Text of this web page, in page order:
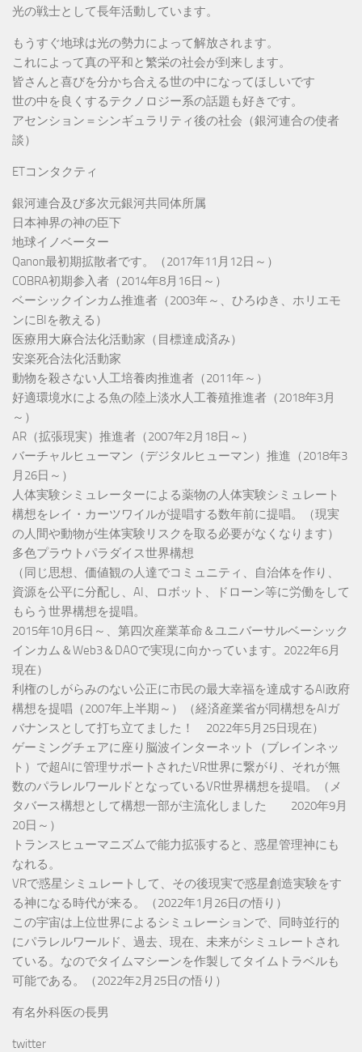
光の戦士として長年活動しています。
もうすぐ地球は光の勢力によって解放されます。
これによって真の平和と繁栄の社会が到来します。
皆さんと喜びを分かち合える世の中になってほしいです
世の中を良くするテクノロジー系の話題も好きです。
アセンション＝シンギュラリティ後の社会（銀河連合の使者
談）
ETコンタクティ
銀河連合及び多次元銀河共同体所属
日本神界の神の臣下
地球イノベーター
Qanon最初期拡散者です。（2017年11月12日～）
COBRA初期参入者（2014年8月16日～）
ベーシックインカム推進者（2003年～、ひろゆき、ホリエモ
ンにBIを教える）
医療用大麻合法化活動家（目標達成済み）
安楽死合法化活動家
動物を殺さない人工培養肉推進者（2011年～）
好適環境水による魚の陸上淡水人工養殖推進者（2018年3月
～）
AR（拡張現実）推進者（2007年2月18日～）
バーチャルヒューマン（デジタルヒューマン）推進（2018年3
月26日～）
人体実験シミュレーターによる薬物の人体実験シミュレート
構想をレイ・カーツワイルが提唱する数年前に提唱。（現実
の人間や動物が生体実験リスクを取る必要がなくなります）
多色プラウトパラダイス世界構想
（同じ思想、価値観の人達でコミュニティ、自治体を作り、
資源を公平に分配し、AI、ロボット、ドローン等に労働をして
もらう世界構想を提唱。
2015年10月6日～、第四次産業革命＆ユニバーサルベーシック
インカム＆Web3＆DAOで実現に向かっています。2022年6月
現在）
利権のしがらみのない公正に市民の最大幸福を達成するAI政府
構想を提唱（2007年上半期～）（経済産業省が同構想をAIガ
バナンスとして打ち立てました！ 2022年5月25日現在）
ゲーミングチェアに座り脳波インターネット（ブレインネッ
ト）で超AIに管理サポートされたVR世界に繋がり、それが無
数のパラレルワールドとなっているVR世界構想を提唱。（メ
タバース構想として構想一部が主流化しました 2020年9月
20日～）
トランスヒューマニズムで能力拡張すると、惑星管理神にも
なれる。
VRで惑星シミュレートして、その後現実で惑星創造実験をす
る神になる時代が来る。（2022年1月26日の悟り）
この宇宙は上位世界によるシミュレーションで、同時並行的
にパラレルワールド、過去、現在、未来がシミュレートされ
ている。なのでタイムマシーンを作製してタイムトラベルも
可能である。（2022年2月25日の悟り）
有名外科医の長男
twitter